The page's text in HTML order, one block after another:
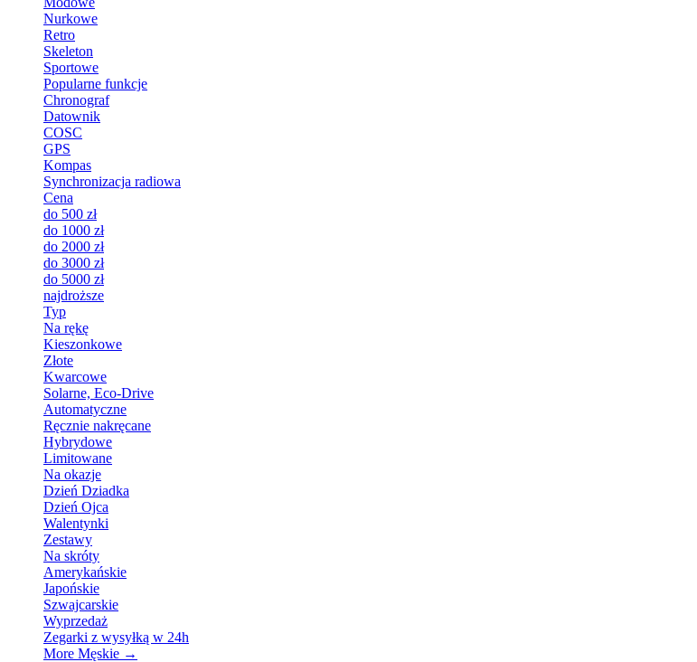
Nurkowe
Retro
Skeleton
Sportowe
Popularne funkcje
Chronograf
Datownik
COSC
GPS
Kompas
Synchronizacja radiowa
Cena
do 500 zł
do 1000 zł
do 2000 zł
do 3000 zł
do 5000 zł
najdroższe
Typ
Na rękę
Kieszonkowe
Złote
Kwarcowe
Solarne, Eco-Drive
Automatyczne
Ręcznie nakręcane
Hybrydowe
Limitowane
Na okazje
Dzień Dziadka
Dzień Ojca
Walentynki
Zestawy
Na skróty
Amerykańskie
Japońskie
Szwajcarskie
Wyprzedaż
Zegarki z wysyłką w 24h
More Męskie →